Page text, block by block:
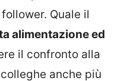
Quale il
alimentazione ed
il confronto alla
anche più